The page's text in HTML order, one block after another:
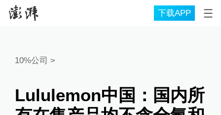
下载APP
10%公司 >
Lululemon中国：国内所